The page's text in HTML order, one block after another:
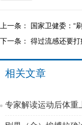
上一条： 国家卫健委：“
下一条： 得过流感还要
相关文章
专家解读运动后体重